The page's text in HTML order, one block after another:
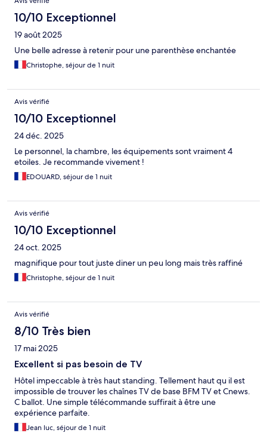
10/10 Exceptionnel
19 août 2025
Une belle adresse à retenir pour une parenthèse enchantée
Christophe, séjour de 1 nuit
Avis vérifié
10/10 Exceptionnel
24 déc. 2025
Le personnel, la chambre, les équipements sont vraiment 4
etoiles. Je recommande vivement !
EDOUARD, séjour de 1 nuit
Avis vérifié
10/10 Exceptionnel
24 oct. 2025
magnifique pour tout juste diner un peu long mais très raffiné
Christophe, séjour de 1 nuit
Avis vérifié
8/10 Très bien
17 mai 2025
Excellent si pas besoin de TV
Hôtel impeccable à très haut standing. Tellement haut qu il est
impossible de trouver les chaînes TV de base BFM TV et Cnews.
C ballot. Une simple télécommande suffirait à être une
expérience parfaite.
Jean luc, séjour de 1 nuit